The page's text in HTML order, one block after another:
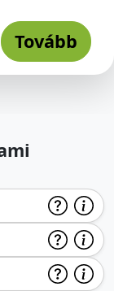
Tovább